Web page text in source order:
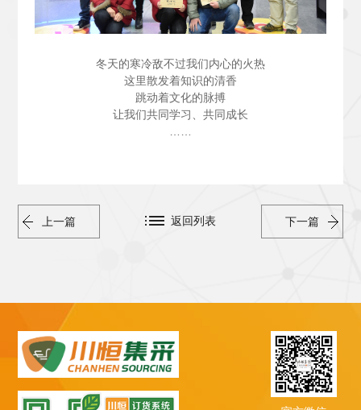
冬天的寒冷敌不过我们内心的火热
这里散发着知识的清香
跳动着文化的脉搏
让我们共同学习、共同成长
上一篇 下一篇
返回列表